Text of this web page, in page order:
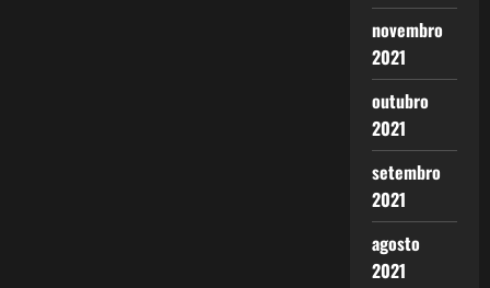
novembro
2021
outubro
2021
setembro
2021
agosto
2021